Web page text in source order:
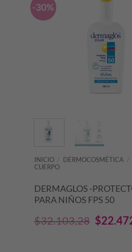
-30%
INICIO / DERMOCOSMÉTICA /
CUERPO
DERMAGLOS -
PARA NIÑOS FPS 50
$32.103,28 El
$